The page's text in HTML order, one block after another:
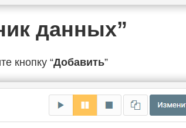
данных”
кнопку “Добавить”